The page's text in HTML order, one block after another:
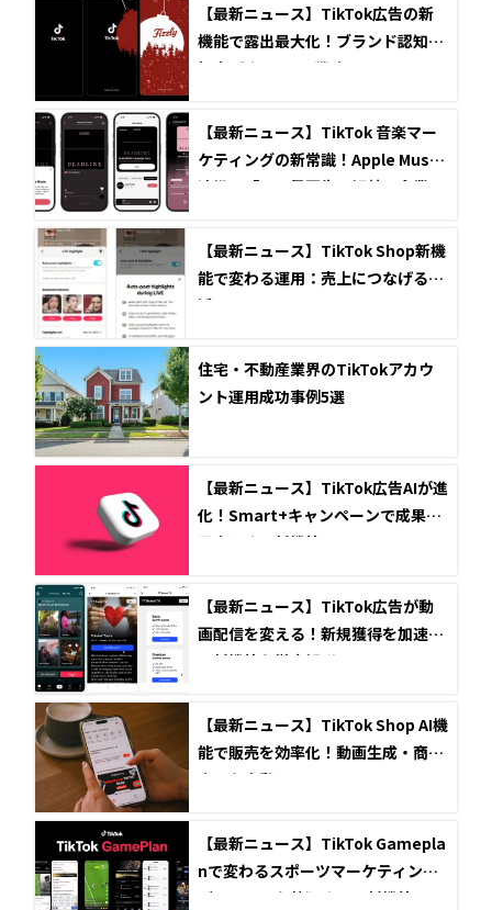
【最新ニュース】TikTok広告の新
機能で露出最大化！ブランド認知を
爆上げする3つの戦略
【最新ニュース】TikTok 音楽マー
ケティングの新常識！Apple Music
連携で「フル尺再生」解禁、企業S
【最新ニュース】TikTok Shop新機
能で変わる運用：売上につなげるAI
活用のコツ
住宅・不動産業界のTikTokアカウ
ント運用成功事例5選
【最新ニュース】TikTok広告AIが進
化！Smart+キャンペーンで成果を
最大化する新機能
【最新ニュース】TikTok広告が動
画配信を変える！新規獲得を加速す
る新機能を徹底解説
【最新ニュース】TikTok Shop AI機
能で販売を効率化！動画生成・商品
出品を自動化
【最新ニュース】TikTok Gamepla
nで変わるスポーツマーケティン
グ！ファンを熱狂させる新機能と